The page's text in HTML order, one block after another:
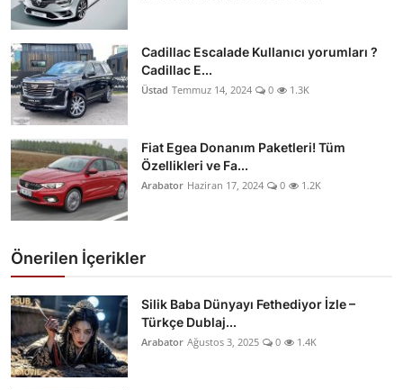
Cadillac Escalade Kullanıcı yorumları ?
Cadillac E...
Üstad Temmuz 14, 2024 0 1.3K
Fiat Egea Donanım Paketleri! Tüm
Özellikleri ve Fa...
Arabator Haziran 17, 2024 0 1.2K
Önerilen İçerikler
Silik Baba Dünyayı Fethediyor İzle –
Türkçe Dublaj...
Arabator Ağustos 3, 2025 0 1.4K